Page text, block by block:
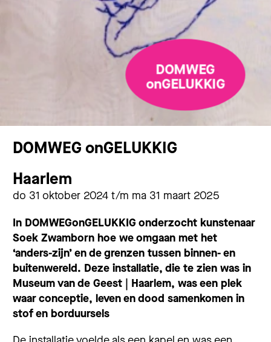
DOMWEG
onGELUKKIG
DOMWEG onGELUKKIG
Haarlem
do 31 oktober 2024 t/m ma 31 maart 2025
In DOMWEGonGELUKKIG onderzocht kunstenaar
Soek Zwamborn hoe we omgaan met het
‘anders-zijn’ en de grenzen tussen binnen- en
buitenwereld. Deze installatie, die te zien was in
Museum van de Geest | Haarlem, was een plek
waar conceptie, leven en dood samenkomen in
stof en borduursels